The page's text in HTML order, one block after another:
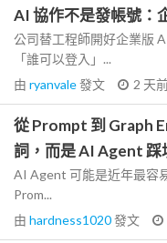
AI 協作不是發帳號：
公司替工程師開好企業版
「誰可以登入」...
由 ryanvale發文 2 天
從 Prompt 到 Graph
詞，而是 AI Agent 踩
AI Agent 可能是近年最容
Prom...
由 hardness1020發文